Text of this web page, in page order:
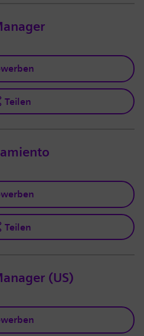
Teilen
Teilen
(US)